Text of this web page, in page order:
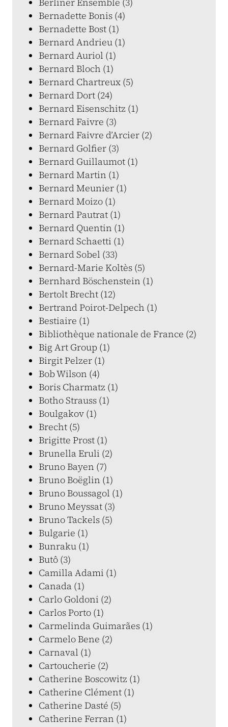
Bernadette Bonis (4)
Bernadette Bost (1)
Bernard Andrieu (1)
Bernard Auriol (1)
Bernard Bloch (1)
Bernard Chartreux (5)
Bernard Dort (24)
Bernard Eisenschitz (1)
Bernard Faivre (3)
Bernard Faivre d’Arcier (2)
Bernard Golfier (3)
Bernard Guillaumot (1)
Bernard Martin (1)
Bernard Meunier (1)
Bernard Moizo (1)
Bernard Pautrat (1)
Bernard Quentin (1)
Bernard Schaetti (1)
Bernard Sobel (33)
Bernard-Marie Koltès (5)
Bernhard Böschenstein (1)
Bertolt Brecht (12)
Bertrand Poirot-Delpech (1)
Bestiaire (1)
Bibliothèque nationale de France (2)
Big Art Group (1)
Birgit Pelzer (1)
Bob Wilson (4)
Boris Charmatz (1)
Botho Strauss (1)
Boulgakov (1)
Brecht (5)
Brigitte Prost (1)
Brunella Eruli (2)
Bruno Bayen (7)
Bruno Boëglin (1)
Bruno Boussagol (1)
Bruno Meyssat (3)
Bruno Tackels (5)
Bulgarie (1)
Bunraku (1)
Butô (3)
Camilla Adami (1)
Canada (1)
Carlo Goldoni (2)
Carlos Porto (1)
Carmelinda Guimarães (1)
Carmelo Bene (2)
Carnaval (1)
Cartoucherie (2)
Catherine Boscowitz (1)
Catherine Clément (1)
Catherine Dasté (5)
Catherine Ferran (1)